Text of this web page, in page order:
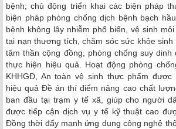
bệnh; chủ động triển khai các biện pháp
biện pháp phòng chống dịch bệnh bạch
bệnh không lây nhiễm phổ biến, vệ sinh
tai nạn thương tích, chăm sóc sức khỏe
tâm thần cộng đồng, phòng chống suy
thực hiện hiệu quả. Hoạt động phòng
KHHGĐ, An toàn vệ sinh thực phẩm được
hiệu quả Đề án thí điểm nâng cao chất
ban đầu tại trạm y tế xã, giúp cho người
được tiếp cận dịch vụ y tế kỹ thuật cao
Đồng thời đẩy mạnh ứng dụng công nghệ